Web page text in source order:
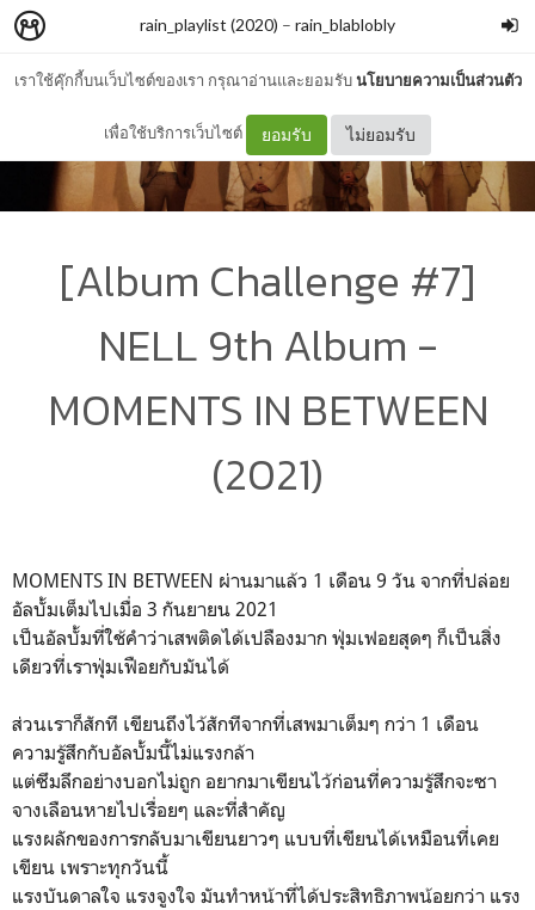
เราใช้คุ๊กกี้บนเว็บไซต์ของเรา กรุณาอ่านและยอมรับนโยบายความเป็นส่วนตัว
เพื่อใช้บริการเว็บไซต์ ยอมรับ ไม่ยอมรับ
rain_playlist (2020) – rain_blablobly
[Album Challenge #7]
NELL 9th Album -
MOMENTS IN BETWEEN
(2021)
MOMENTS IN BETWEEN ผ่านมาแล้ว 1 เดือน 9 วัน จากที่ปล่อย
อัลบั้มเต็มไปเมื่อ 3 กันยายน 2021
เป็นอัลบั้มที่ใช้คำว่าเสพติดได้เปลืองมาก ฟุ่มเฟอยสุดๆ ก็เป็นสิ่ง
เดียวที่เราฟุ่มเฟือยกับมันได้
ส่วนเราก็สักที เขียนถึงไว้สักทีจากที่เสพมาเต็มๆ กว่า 1 เดือน
ความรู้สึกกับอัลบั้มนี้ไม่แรงกล้า
แต่ซึมลึกอย่างบอกไม่ถูก อยากมาเขียนไว้ก่อนที่ความรู้สึกจะซา
จางเลือนหายไปเรื่อยๆ และที่สำคัญ
แรงผลักของการกลับมาเขียนยาวๆ แบบที่เขียนได้เหมือนที่เคย
เขียน เพราะทุกวันนี้
แรงบันดาลใจ แรงจูงใจ มันทำหน้าที่ได้ประสิทธิภาพน้อยกว่า แรง